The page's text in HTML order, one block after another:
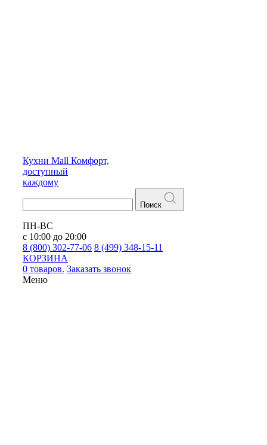
Кухни Mall Комфорт,
доступный
каждому
Поиск
ПН-ВС
с 10:00 до 20:00
8 (800) 302-77-06 8 (499) 348-15-11
КОРЗИНА
0 товаров. Заказать звонок
Меню